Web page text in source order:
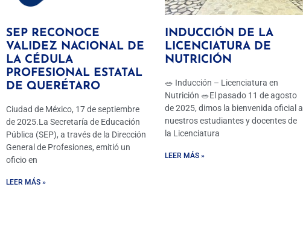
SEP RECONOCE
VALIDEZ NACIONAL DE
LA CÉDULA
PROFESIONAL ESTATAL
DE QUERÉTARO
Ciudad de México, 17 de septiembre
de 2025.La Secretaría de Educación
Pública (SEP), a través de la Dirección
General de Profesiones, emitió un
oficio en
LEER MÁS »
INDUCCIÓN DE LA
LICENCIATURA DE
NUTRICIÓN
🥗 Inducción – Licenciatura en
Nutrición 🥗El pasado 11 de agosto
de 2025, dimos la bienvenida oficial a
nuestros estudiantes y docentes de
la Licenciatura
LEER MÁS »